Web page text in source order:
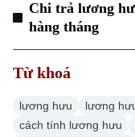
Chi trả lương
hàng tháng
Từ khoá
lương hưu
lương
cách tính lương hưu